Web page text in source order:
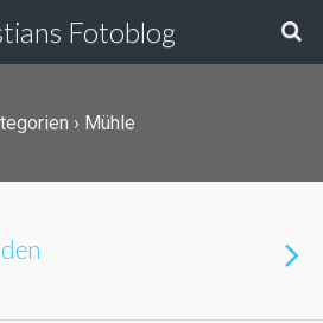
Fotoblog
› Mühle